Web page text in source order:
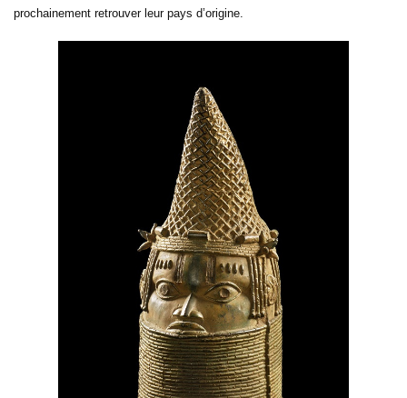
prochainement retrouver leur pays d’origine.